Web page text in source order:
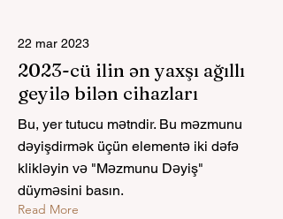
22 mar 2023
2023-cü ilin ən yaxşı ağıllı
geyilə bilən cihazları
Bu, yer tutucu mətndir. Bu məzmunu
dəyişdirmək üçün elementə iki dəfə
klikləyin və "Məzmunu Dəyiş"
düyməsini basın.
Read More